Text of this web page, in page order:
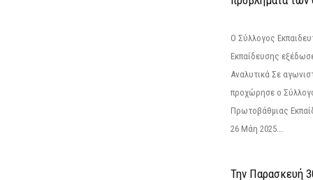
Ο Σύλλογος
Εκπαίδευσης
Αναλυτικά Σε
προχώρησε ο
Πρωτοβάθμιας
26 Μάη 2025...
Την Παρασκευή